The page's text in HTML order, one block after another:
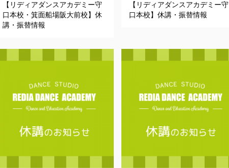
【リディアダンスアカデミー守
口本校・箕面船場阪大前校】休
講・振替情報
【リディアダンスアカデミー守
口本校】休講・振替情報